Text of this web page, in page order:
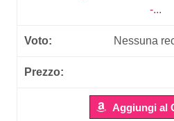
-...
Nessuna
Aggiungi al